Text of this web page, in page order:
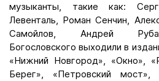
музыканты, такие как:
Левенталь, Роман Сенчин,
Самойлов, Андрей
Богословского выходили в
«Нижний Новгород», «Окно»,
Берег», «Петровский мост»,